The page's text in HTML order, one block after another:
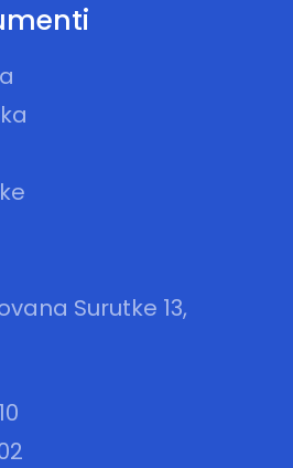
Surutke 13,